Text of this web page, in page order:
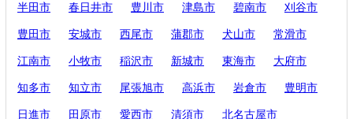
半田市 春日井市 豊川市 津島市 碧南市 刈谷市
豊田市 安城市 西尾市 蒲郡市 犬山市 常滑市
江南市 小牧市 稲沢市 新城市 東海市 大府市
知多市 知立市 尾張旭市 高浜市 岩倉市 豊明市
日進市 田原市 愛西市 清須市 北名古屋市